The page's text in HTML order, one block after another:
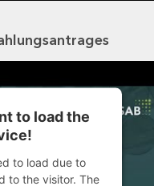
to load the
to load due to
to the visitor. The